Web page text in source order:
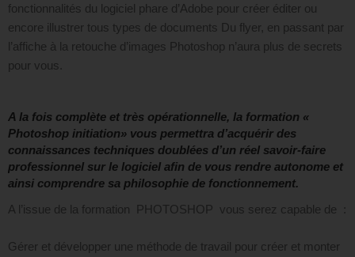
fonctionnalités du logiciel phare d’Adobe pour créer éditer ou
encore illustrer tous types de documents Du flyer, en passant par
l’affiche à la retouche d’images Photoshop n’aura plus de secrets
pour vous.
A la fois complète et très opérationnelle, la formation «
Photoshop initiation» vous permettra d’acquérir des
connaissances techniques doublées d’un réel savoir-faire
professionnel sur le logiciel afin de vous rendre autonome et
ainsi comprendre sa philosophie de fonctionnement.
A l’issue de la formation PHOTOSHOP vous serez capable de :
Gérer et développer une méthode de travail pour créer et monter